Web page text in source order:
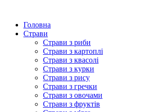
Головна
Страви
Страви з риби
Страви з картоплі
Страви з квасолі
Страви з курки
Страви з рису
Страви з гречки
Страви з овочами
Страви з фруктів